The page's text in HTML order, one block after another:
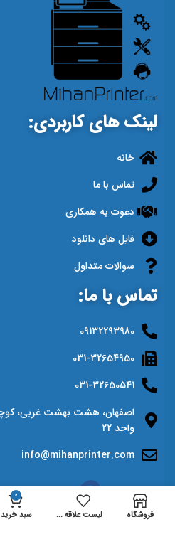
لینک های کاربردی:
خانه
تماس با ما
دعوت به همکاری
فایل های دانلود
سوالات متداول
تماس با ما:
09132293980
031-32654950
031-32650541
واحد 22
info@mihanprinter.com
فروشگاه لیست علاقه مندی ها
0
سبد خرید